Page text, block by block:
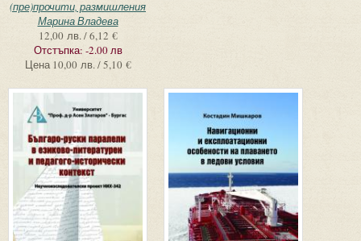
(пре)прочити, размишления
Марина Владева
12,00 лв. / 6,12 €
Отстъпка: -2.00 лв
Цена 10,00 лв. / 5,10 €